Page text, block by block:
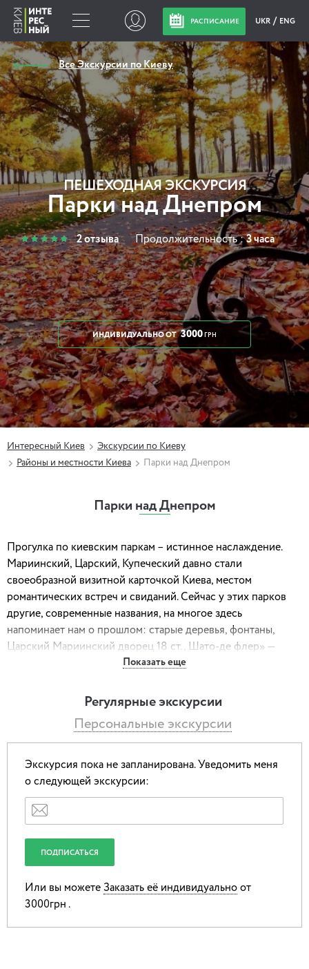
РАСПИСАНИЕ UKR ENG
Все Экскурсии по Киеву
ПЕШЕХОДНАЯ ЭКСКУРСИЯ
Парки над Днепром
2 отзыва Продолжительность :3 часа
ИНДИВИДУАЛЬНООТ 3000 ГРН
Интересный Киев
Экскурсии по Киеву
Районы и местности Киева
Парки над Днепром
Парки над Днепром
Прогулка по киевским паркам – истинное наслаждение.
Мариинский, Царский, Купеческий давно стали
своеобразной визитной карточкой Киева, местом
романтических встреч и свиданий. Сейчас у этих парков
другие, современные названия, на многое здесь
напоминает нам о прошлом: старые деревья, фонтаны,
Царский Мариинский дворец 18 ст., Шато-де флер» —
«Замок цветов», зимний Купеческий клуб, памятники,
связанным с нашим городом. Мост любви соединяет
знать…), а у «Дерева желаний» загадывают желание,
которое обязательно сбудется.
Показать еще
Регулярные экскурсии
Персональные экскурсии
Экскурсия пока не запланирована. Уведомить меня
о следующей экскурсии:
Или вы можете Заказать её индивидуально от
3000грн .